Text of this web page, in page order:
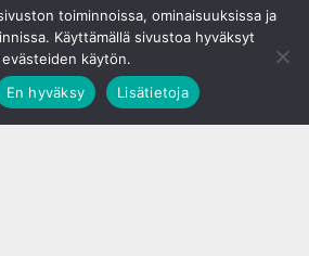
toiminnoissa, ominaisuuksissa ja
Käyttämällä sivustoa hyväksyt
evästeiden käytön.
En hyväksy Lisätietoja